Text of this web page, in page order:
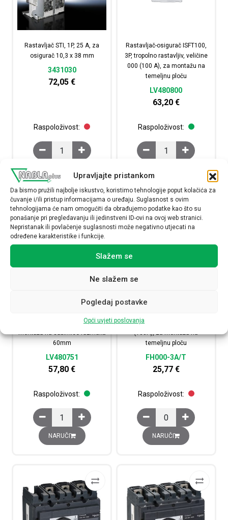
Upravljajte pristankom
Da bismo pružili najbolje iskustvo, koristimo tehnologije poput kolačića za
čuvanje i/ili pristup informacijama o uređaju. Suglasnost s ovim
tehnologijama će nam omogućiti da obrađujemo podatke kao što su
ponašanje pri pregledavanju ili jedinstveni ID-ovi na ovoj web stranici.
Nepristanak ili povlačenje suglasnosti može negativno utjecati na
određene karakteristike i funkcije.
Slažem se
Ne slažem se
Pogledaj postavke
Opći uvjeti poslovanja
Rastavljač STI, 1P, 25 A, za
osigurač 10,3 x 38 mm
3431030
72,05€
Raspoloživost:
Rastavljač STI, 1P, 25 A, za osigurač 10,3 x 38 mm
Rastavljač-osigurač ISFT100,
3P, tropolno rastavljiv, veličine
000 (100 A), za montažu na
temeljnu ploču
LV480800
63,20 €
Raspoloživost:
Rastavljač-osigurač
3P, veličine 000, 100 A, za
montažu na sabirnice razmaka
60mm
LV480751
57,80€
Raspoloživost:
Rastavljač-osigurač ISFT100N, 3P, veličine 000, 100
NARUČI
tropolno rastavljiv, veličine 000
(100A), za montažu na
temeljnu ploču
FH000-3A/T
25,77 €
Raspoloživost:
Rastavljač-osigurač,
NARUČI